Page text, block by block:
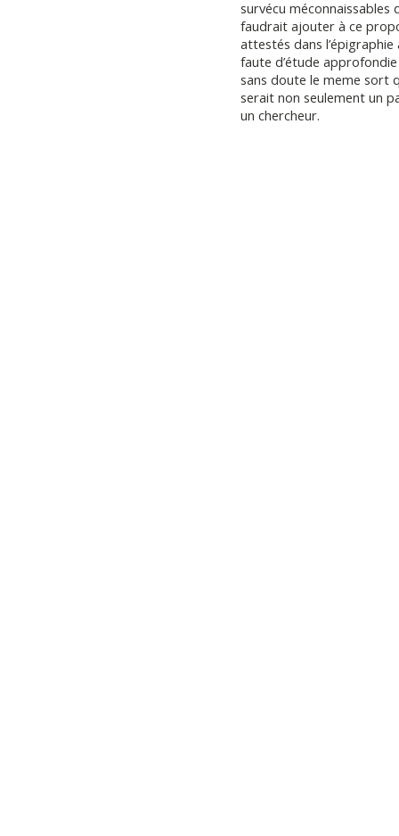
survécu méconnaissables
faudrait ajouter à ce
attestés dans
faute d’étude
sans doute le meme sort
serait non seulement un
un chercheur.